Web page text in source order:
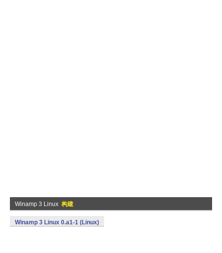
Winamp 3 Linux 构建
Winamp 3 Linux 0.a1-1 (Linux)